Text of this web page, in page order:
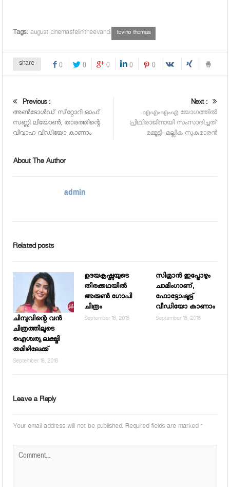
Tags: august cinemasfelinitheevandi tovino thomas
share 0 0 0 0 0
Previous :
അണ്‍ടോള്‍ഡ് സ്‌റ്റോറി ഓഫ്
സണ്ണി ലിയോണ്‍, താരത്തിന്റെ
വിവാഹ വിഡിയോ കാണാം
Next :
എഎംഎംഎ യോഗത്തില്‍
പ്രിഥ്വിരാജിനായി സംസാരിച്ചത്
മമ്മൂട്ടി- മല്ലിക സുകുമാരന്‍
About The Author
admin
Related posts
ചിമ്പുവിന്റെ വന്‍
ചിത്രത്തിലൂടെ
ഐശ്വര്യ ലക്ഷ്മി
തമിഴിലേക്ക്
September 18, 2018
ഉദയകൃഷ്ണയുടെ
തിരക്കഥയില്‍
അരുണ്‍ ഗോപി
ചിത്രം
September 18, 2018
സിമ്രാന്‍ ഇപ്പോഴും
ചാമിംഗാണ്,
ഫോട്ടോഷൂട്ട്
വീഡിയോ കാണാം
September 18, 2018
Leave a Reply
Your email address will not be published. Required fields are marked *